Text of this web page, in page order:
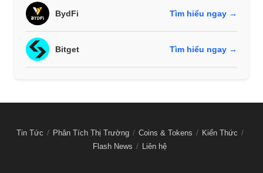
BydFi Tìm hiểu ngay →
Bitget Tìm hiểu ngay →
Tin Tức Phân Tích Thị Trường Coins & Tokens
Kiến Thức
Flash News
Liên hệ